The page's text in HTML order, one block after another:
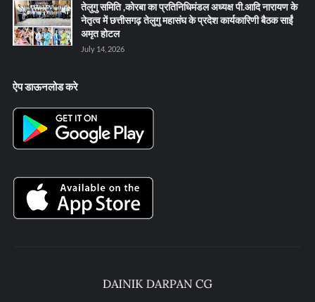
तेलुगु समिति ,कोरबा का प्रतिनिधिमंडल अध्यक्ष पी.आदि नारायण के
नेतृत्व में छत्तीसगढ़ तेलुगु महासंघ के प्रदेश कार्यकारिणी बैठक साईं
अमृत होटल
July 14, 2026
ऐप डाऊनलोड करे